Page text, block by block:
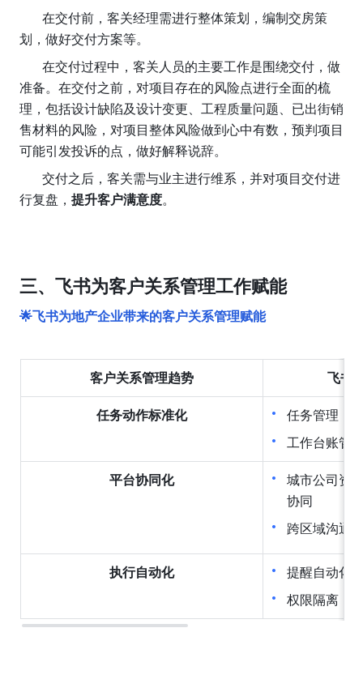
划，做好交付方案等。
准备。在交付之前，对项目存在的风险点进行全面的梳
理，包括设计缺陷及设计变更、工程质量问题、已出街销
售材料的风险，对项目整体风险做到心中有数，预判项目
可能引发投诉的点，做好解释说辞。
行复盘， 提升客户满意度。
三、飞书为客户关系管理工作赋能
🌟飞书为地产企业带来的客户关系管理赋能
客户关系管理趋势 飞书
任务动作标准化
任务管理
工作台账管
平台协同化
城市公司资
协同
跨区域沟通
执行自动化
提醒自动化
权限隔离，